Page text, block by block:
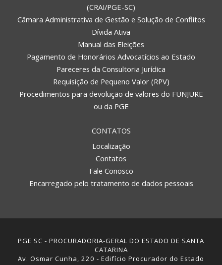
(CRAI/PGE-SC)
Câmara Administrativa de Gestão e Solução de Conflitos
Dívida Ativa
Manual das Eleições
Pagamento de Honorários Advocatícios ao Estado
Pareceres da Consultoria Jurídica
Requisição de Pequeno Valor (RPV)
Procedimentos para devolução de valores do FUNJURE
ou da PGE
CONTATOS
Localização
Contatos
Fale Conosco
Encarregado pelo tratamento de dados pessoais
PGE SC - PROCURADORIA-GERAL DO ESTADO DE SANTA
CATARINA
Av. Osmar Cunha, 220 - Edifício Procurador do Estado